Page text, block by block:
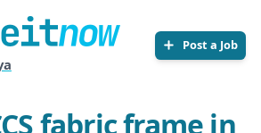
Post a Job
fabric frame in